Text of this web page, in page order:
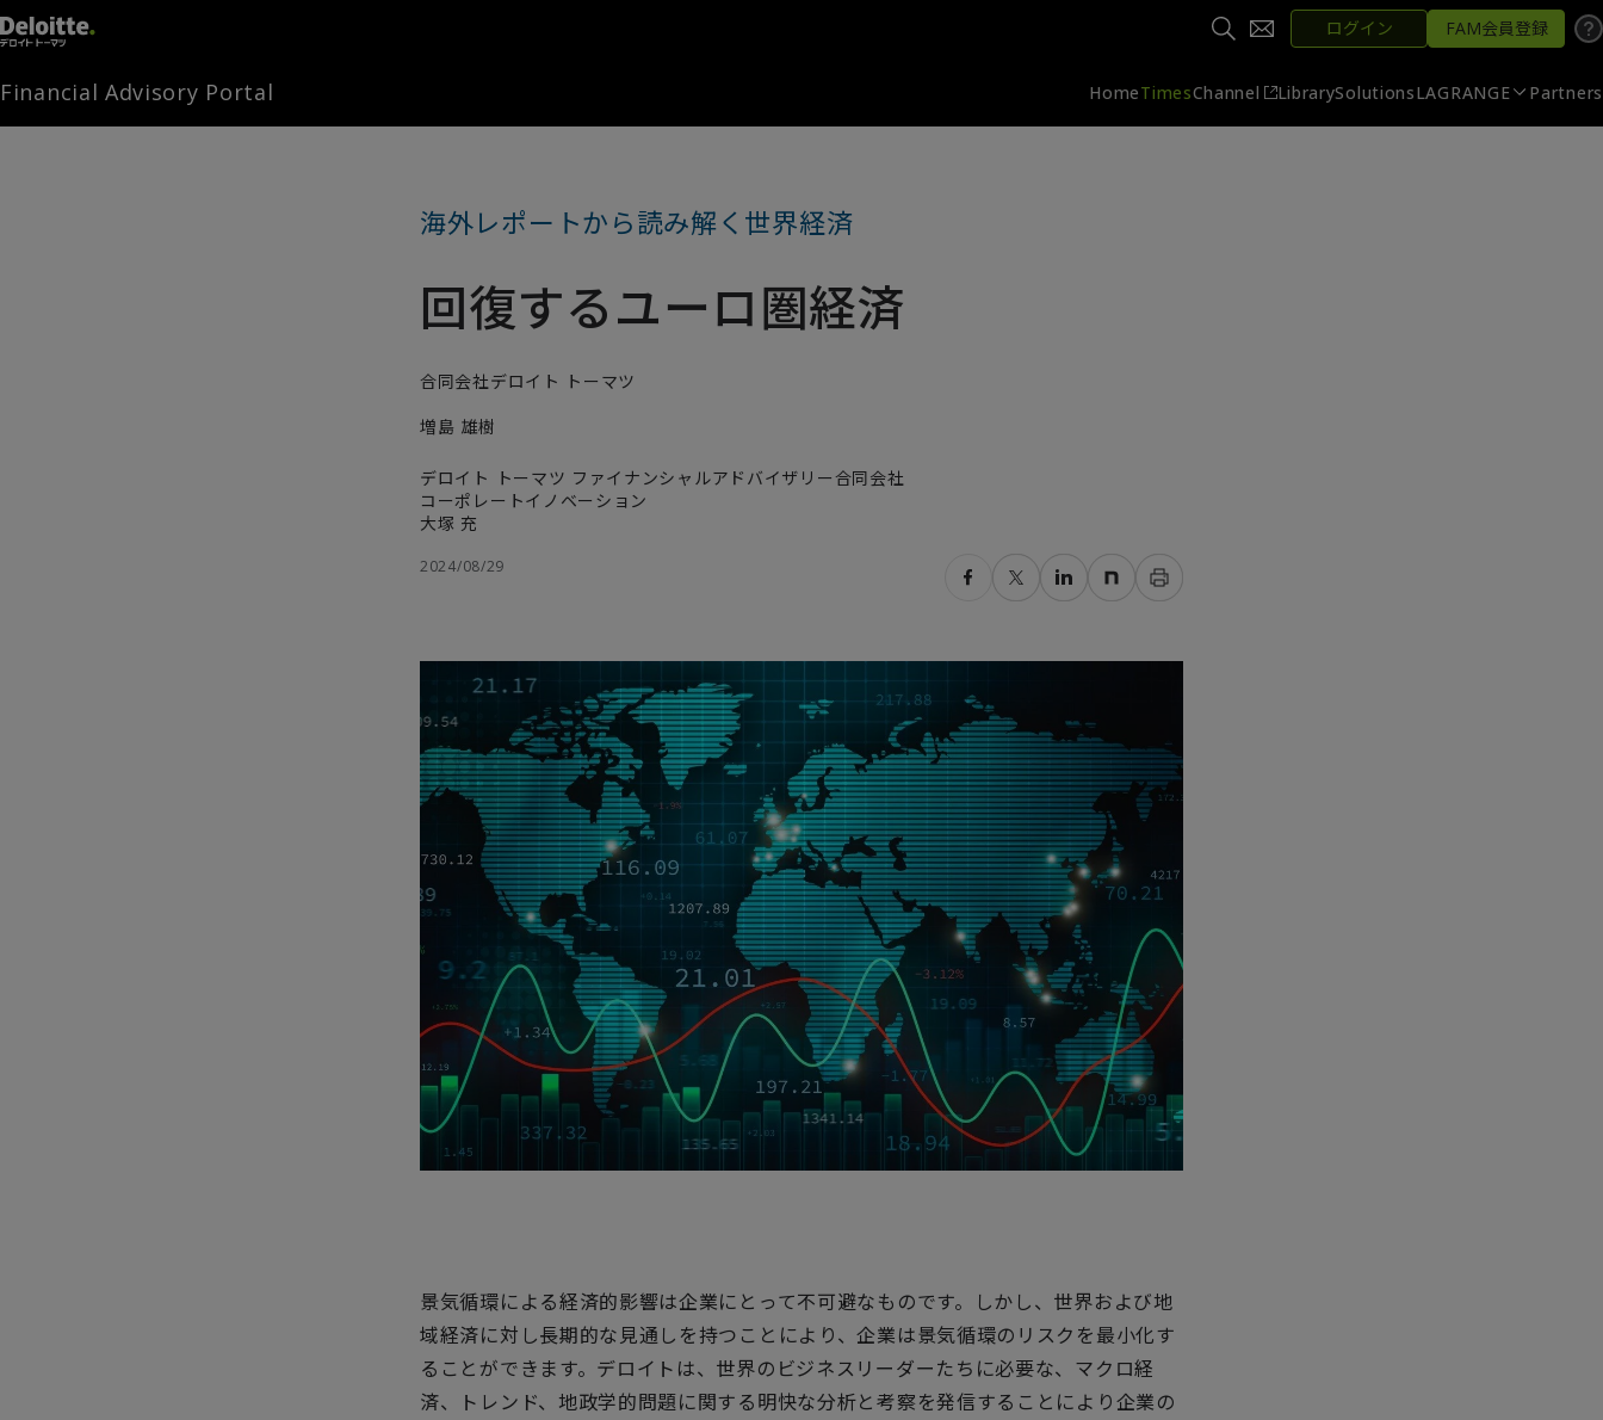
ログイン FAM会員登録
Financial Advisory Portal HomeTimesChannel LibrarySolutionsLAGRANGE Partners
海外レポートから読み解く世界経済
回復するユーロ圏経済
合同会社デロイト トーマツ
増島 雄樹
デロイト トーマツ ファイナンシャルアドバイザリー合同会社
コーポレートイノベーション
大塚 充
2024/08/29
景気循環による経済的影響は企業にとって不可避なものです。しかし、世界および地
域経済に対し長期的な見通しを持つことにより、企業は景気循環のリスクを最小化す
ることができます。デロイトは、世界のビジネスリーダーたちに必要な、マクロ経
済、トレンド、地政学的問題に関する明快な分析と考察を発信することにより企業の